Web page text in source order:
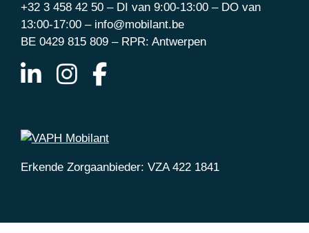
+32 3 458 42 50 – DI van 9:00-13:00 – DO van
13:00-17:00 – info@mobilant.be
BE 0429 815 809 – RPR: Antwerpen
Erkende Zorgaanbieder: VZA 422 1841